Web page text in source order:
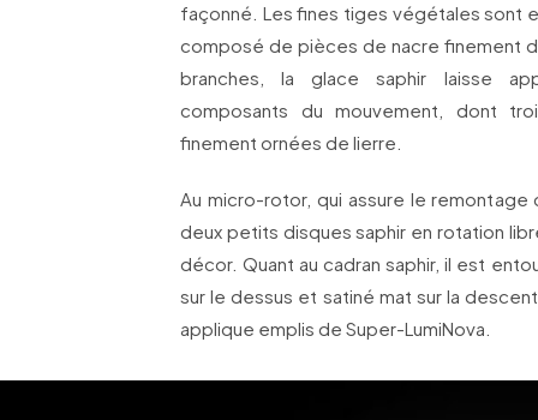
façonné. Les fines tiges végétales sont
composé de pièces de nacre finement
branches, la glace saphir laisse
composants du mouvement, dont
finement ornées de lierre.
Au micro-rotor, qui assure le
deux petits disques saphir en rotation
décor. Quant au cadran saphir, il est
sur le dessus et satiné mat sur la
applique emplis de Super-LumiNova.